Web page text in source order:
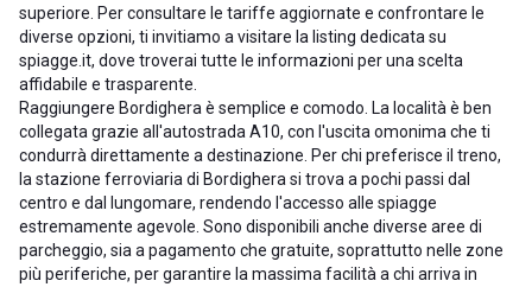
superiore. Per consultare le tariffe aggiornate e confrontare le
diverse opzioni, ti invitiamo a visitare la listing dedicata su
spiagge.it, dove troverai tutte le informazioni per una scelta
affidabile e trasparente.
Raggiungere Bordighera è semplice e comodo. La località è ben
collegata grazie all'autostrada A10, con l'uscita omonima che ti
condurrà direttamente a destinazione. Per chi preferisce il treno,
la stazione ferroviaria di Bordighera si trova a pochi passi dal
centro e dal lungomare, rendendo l'accesso alle spiagge
estremamente agevole. Sono disponibili anche diverse aree di
parcheggio, sia a pagamento che gratuite, soprattutto nelle zone
più periferiche, per garantire la massima facilità a chi arriva in